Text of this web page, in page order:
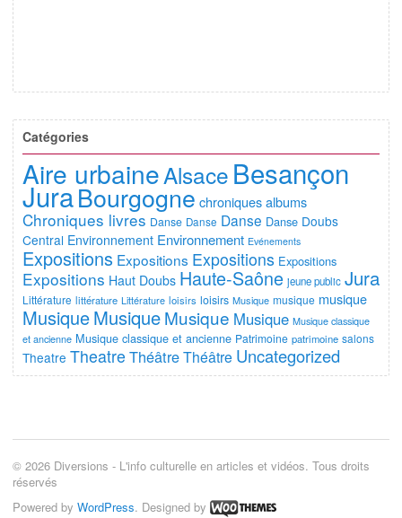
Catégories
Aire urbaineAlsace Besançon
JuraBourgogne chroniques albums
Chroniques livres Danse Danse Danse Danse Doubs
Central Environnement Environnement Evénements
Expositions Expositions Expositions Expositions
Expositions Haut Doubs Haute-Saône jeune public Jura
Littérature littérature Littérature loisirs loisirs Musique musique musique
MusiqueMusiqueMusique Musique Musique classique
et ancienne Musique classique et ancienne Patrimoine patrimoine salons
Theatre Theatre ThéâtreThéâtre Uncategorized
© 2026 Diversions - L'info culturelle en articles et vidéos. Tous droits
réservés
Powered by WordPress. Designed by